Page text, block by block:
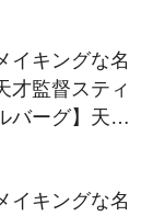
イキングな名
才監督スティ
バーグ】天才
イキングな名